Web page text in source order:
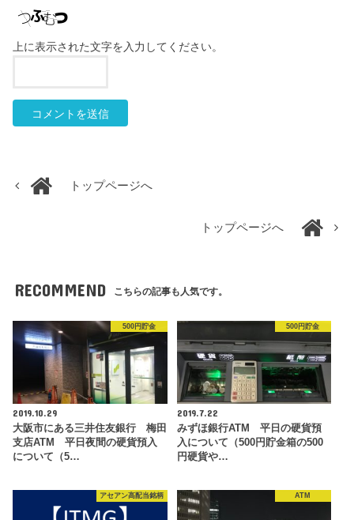
上に表示された文字を入力してください。
トップページへ
トップページへ
RECOMMEND こちらの記事も人気です。
500円貯金
2019.10.29
大阪市にある三井住友銀行 梅田
支店ATM 平日夜間の硬貨預入
について（5…
500円貯金
2019.7.22
みずほ銀行ATM 平日の硬貨預
入について（500円貯金箱の500
円硬貨や…
アセアン高配当銘柄 ATM